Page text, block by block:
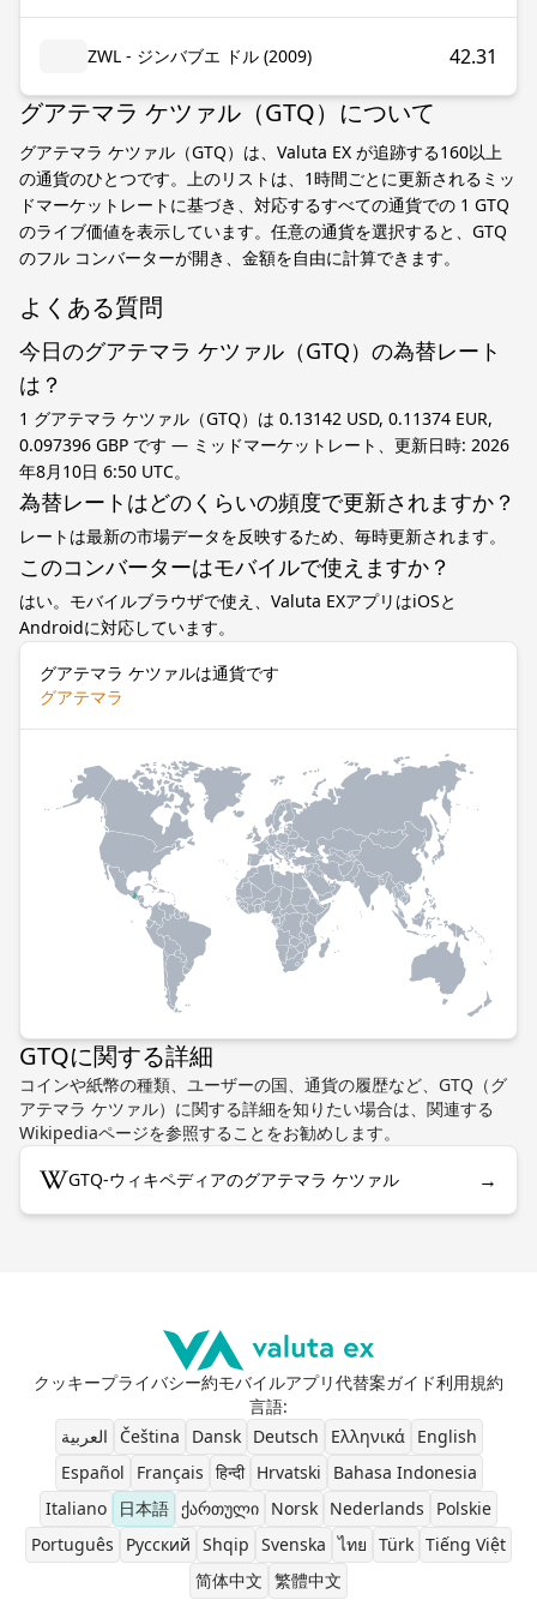
ZWL - ジンバブエ ドル (2009) 42.31
グアテマラ ケツァル（GTQ）について
グアテマラ ケツァル（GTQ）は、Valuta EX が追跡する160以上
の通貨のひとつです。上のリストは、1時間ごとに更新されるミッ
ドマーケットレートに基づき、対応するすべての通貨での 1 GTQ
のライブ価値を表示しています。任意の通貨を選択すると、GTQ
のフル コンバーターが開き、金額を自由に計算できます。
よくある質問
今日のグアテマラ ケツァル（GTQ）の為替レート
は？
1 グアテマラ ケツァル（GTQ）は 0.13142 USD, 0.11374 EUR,
0.097396 GBP です — ミッドマーケットレート、更新日時: 2026
年8月10日 6:50 UTC。
為替レートはどのくらいの頻度で更新されますか？
レートは最新の市場データを反映するため、毎時更新されます。
このコンバーターはモバイルで使えますか？
はい。モバイルブラウザで使え、Valuta EXアプリはiOSと
Androidに対応しています。
グアテマラ ケツァルは通貨です
グアテマラ
GTQに関する詳細
コインや紙幣の種類、ユーザーの国、通貨の履歴など、GTQ（グ
アテマラ ケツァル）に関する詳細を知りたい場合は、関連する
Wikipediaページを参照することをお勧めします。
GTQ-ウィキペディアのグアテマラ ケツァル →
クッキープライバシー約モバイルアプリ代替案ガイド利用規約
言語:
العربية
Čeština Dansk Deutsch Ελληνικά
English
Español
Français हिन्दी Hrvatski
Bahasa Indonesia
Italiano
日本語 ქართული Norsk Nederlands
Polskie
Português
Pусский Shqip Svenska ไทย Türk Tiếng Việt
简体中文 繁體中文